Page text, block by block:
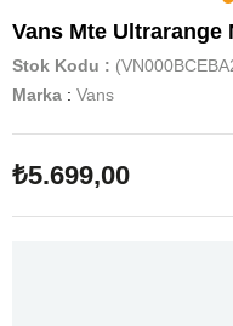
Vans Mte Ultrarange
Stok Kodu
Marka : Vans
₺5.699,00